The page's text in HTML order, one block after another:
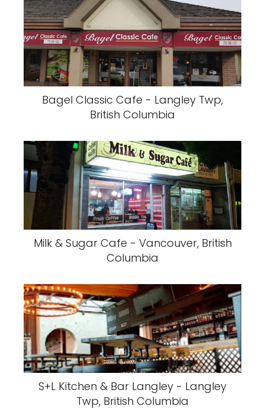
Bagel Classic Cafe - Langley Twp,
British Columbia
Milk & Sugar Cafe - Vancouver, British
Columbia
S+L Kitchen & Bar Langley - Langley
Twp, British Columbia